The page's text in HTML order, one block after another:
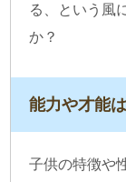
る、という風
か？
能力や才能
子供の特徴や